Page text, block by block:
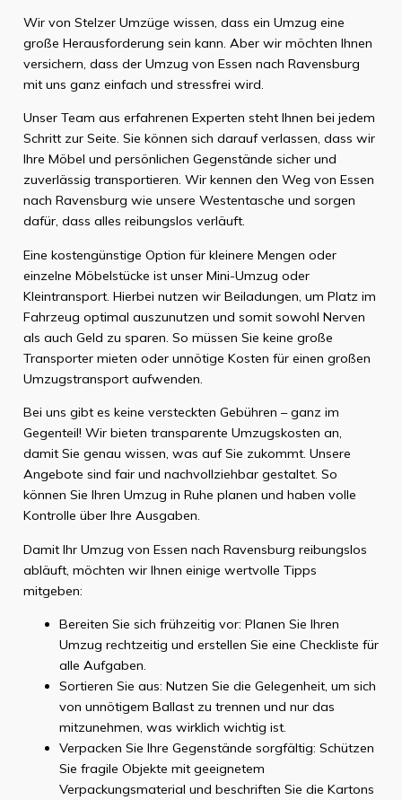
Wir von Stelzer Umzüge wissen, dass ein Umzug eine
große Herausforderung sein kann. Aber wir möchten Ihnen
versichern, dass der Umzug von Essen nach Ravensburg
mit uns ganz einfach und stressfrei wird.
Unser Team aus erfahrenen Experten steht Ihnen bei jedem
Schritt zur Seite. Sie können sich darauf verlassen, dass wir
Ihre Möbel und persönlichen Gegenstände sicher und
zuverlässig transportieren. Wir kennen den Weg von Essen
nach Ravensburg wie unsere Westentasche und sorgen
dafür, dass alles reibungslos verläuft.
Eine kostengünstige Option für kleinere Mengen oder
einzelne Möbelstücke ist unser Mini-Umzug oder
Kleintransport. Hierbei nutzen wir Beiladungen, um Platz im
Fahrzeug optimal auszunutzen und somit sowohl Nerven
als auch Geld zu sparen. So müssen Sie keine große
Transporter mieten oder unnötige Kosten für einen großen
Umzugstransport aufwenden.
Bei uns gibt es keine versteckten Gebühren – ganz im
Gegenteil! Wir bieten transparente Umzugskosten an,
damit Sie genau wissen, was auf Sie zukommt. Unsere
Angebote sind fair und nachvollziehbar gestaltet. So
können Sie Ihren Umzug in Ruhe planen und haben volle
Kontrolle über Ihre Ausgaben.
Damit Ihr Umzug von Essen nach Ravensburg reibungslos
abläuft, möchten wir Ihnen einige wertvolle Tipps
mitgeben:
Bereiten Sie sich frühzeitig vor: Planen Sie Ihren
Umzug rechtzeitig und erstellen Sie eine Checkliste für
alle Aufgaben.
Sortieren Sie aus: Nutzen Sie die Gelegenheit, um sich
von unnötigem Ballast zu trennen und nur das
mitzunehmen, was wirklich wichtig ist.
Verpacken Sie Ihre Gegenstände sorgfältig: Schützen
Sie fragile Objekte mit geeignetem
Verpackungsmaterial und beschriften Sie die Kartons